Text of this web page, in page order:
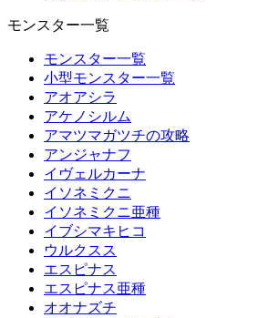
モンスター一覧
モンスター一覧
小型モンスター一覧
アオアシラ
アケノシルム
アマツマガツチの攻略
アンジャナフ
イヴェルカーナ
イソネミクニ
イソネミクニ亜種
イブシマキヒコ
ウルクスス
エスピナス
エスピナス亜種
オオナズチ